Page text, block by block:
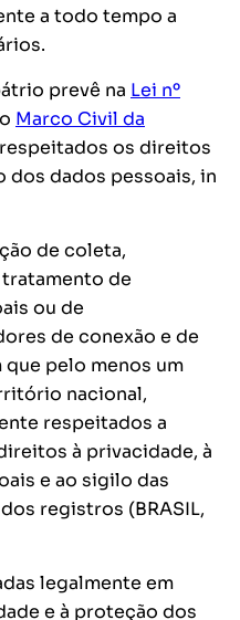
a todo tempo a
prevê na Lei nº
Marco Civil da
os direitos
dos dados pessoais, in
de coleta,
tratamento de
ou de
de conexão e de
pelo menos um
nacional,
respeitados a
à privacidade, à
e ao sigilo das
registros (BRASIL,
legalmente em
e à proteção dos